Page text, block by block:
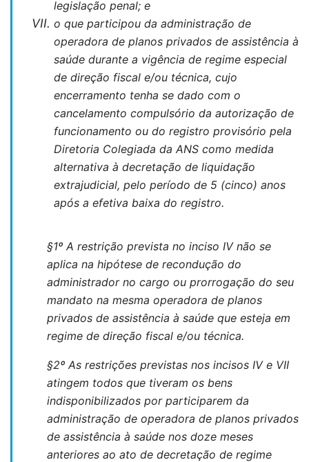
legislação penal; e
o que participou da administração de
operadora de planos privados de assistência à
saúde durante a vigência de regime especial
de direção fiscal e/ou técnica, cujo
encerramento tenha se dado com o
cancelamento compulsório da autorização de
funcionamento ou do registro provisório pela
Diretoria Colegiada da ANS como medida
alternativa à decretação de liquidação
extrajudicial, pelo período de 5 (cinco) anos
após a efetiva baixa do registro.
§1º A restrição prevista no inciso IV não se
aplica na hipótese de recondução do
administrador no cargo ou prorrogação do seu
mandato na mesma operadora de planos
privados de assistência à saúde que esteja em
regime de direção fiscal e/ou técnica.
§2º As restrições previstas nos incisos IV e VII
atingem todos que tiveram os bens
indisponibilizados por participarem da
administração de operadora de planos privados
de assistência à saúde nos doze meses
anteriores ao ato de decretação de regime